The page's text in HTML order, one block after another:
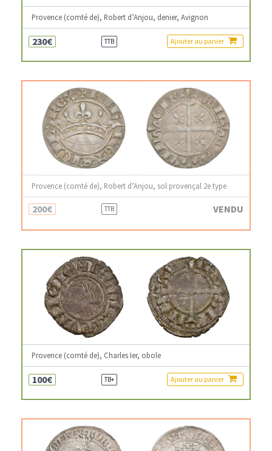
Provence (comté de), Robert d’Anjou, denier, Avignon
230€ TTB Ajouter au panier
Provence (comté de), Robert d’Anjou, sol provençal 2e type
200€ TTB VENDU
Provence (comté de), Charles Ier, obole
100€ TB+ Ajouter au panier